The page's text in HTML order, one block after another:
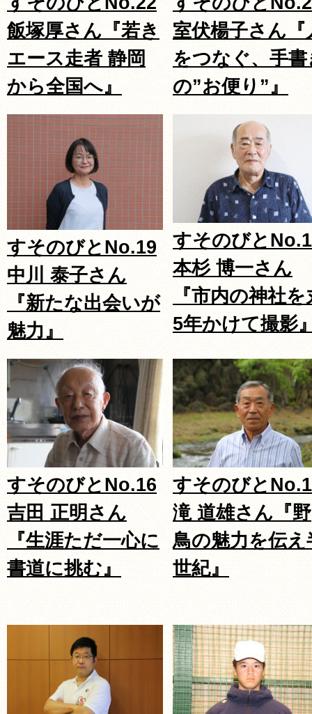
飯塚厚さん『若き
エース走者 静岡
から全国へ』
室伏楊子さん『
をつなぐ、手書
の”お便り”』
すそのびとNo.19
中川 泰子さん
『新たな出会いが
魅力』
すそのびと
本杉 博一さん
『市内の神社を
5年かけて撮影
すそのびとNo.16
吉田 正明さん
『生涯ただ一心に
書道に挑む』
すそのびと
滝 道雄さん『野
鳥の魅力を伝え
世紀』